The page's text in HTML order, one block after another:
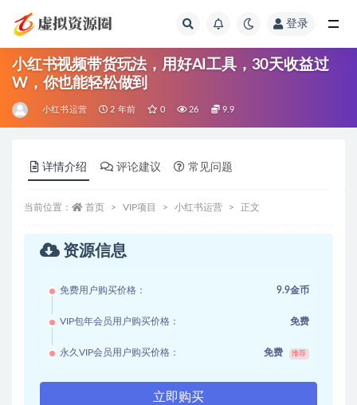
登录
小红书视频带货玩法，用好AI工具，30天收益过
W，你也能轻松做到
小红书运营 2 年前 0 26 9.9
详情介绍 评论建议 常见问题
当前位置： 首页 VIP项目 小红书运营 正文
资源信息
免费用户购买价格： 9.9金币
VIP包年会员用户购买价格： 免费
永久VIP会员用户购买价格： 免费 推荐
立即购买